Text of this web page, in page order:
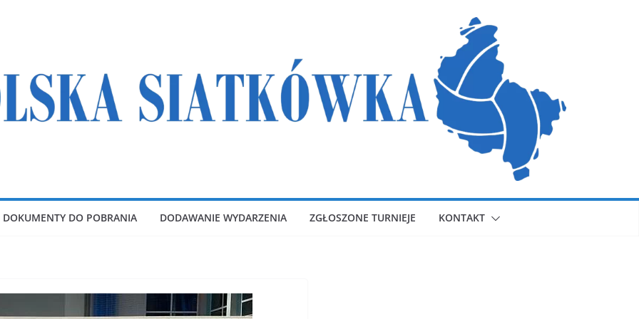
DOKUMENTY DO POBRANIA DODAWANIE WYDARZENIA ZGŁOSZONE TURNIEJE KONTAKT